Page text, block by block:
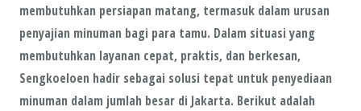
membutuhkan persiapan matang, termasuk dalam urusan
penyajian minuman bagi para tamu. Dalam situasi yang
membutuhkan layanan cepat, praktis, dan berkesan,
Sengkoeloen hadir sebagai solusi tepat untuk penyediaan
minuman dalam jumlah besar di Jakarta. Berikut adalah